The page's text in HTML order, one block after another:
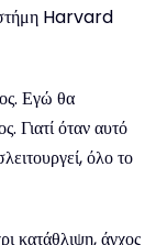
Harvard
Εγώ θα
Γιατί όταν αυτό
όλο το
κατάθλιψη, άγχος